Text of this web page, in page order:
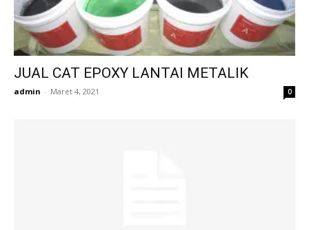
JUAL CAT EPOXY LANTAI METALIK
admin - Maret 4, 2021 0